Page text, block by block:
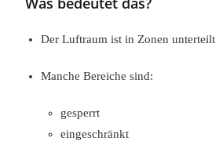
Der Luftraum ist in Zonen unterteilt
Manche Bereiche sind:
gesperrt
eingeschränkt